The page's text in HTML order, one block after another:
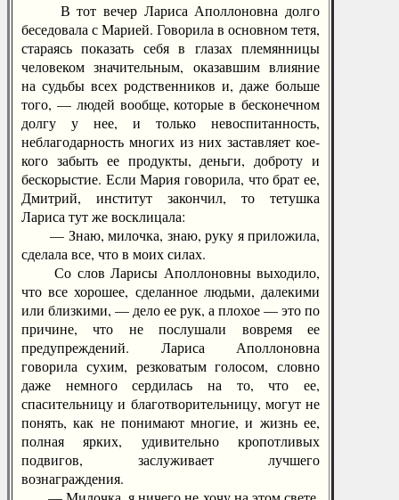
В тот вечер Лариса Аполлоновна долго
беседовала с Марией. Говорила в основном тетя,
стараясь показать себя в глазах племянницы
человеком значительным, оказавшим влияние
на судьбы всех родственников и, даже больше
того, — людей вообще, которые в бесконечном
долгу у нее, и только невоспитанность,
неблагодарность многих из них заставляет кое-
кого забыть ее продукты, деньги, доброту и
бескорыстие. Если Мария говорила, что брат ее,
Дмитрий, институт закончил, то тетушка
Лариса тут же восклицала:
— Знаю, милочка, знаю, руку я приложила,
сделала все, что в моих силах.
Со слов Ларисы Аполлоновны выходило,
что все хорошее, сделанное людьми, далекими
или близкими, — дело ее рук, а плохое — это по
причине, что не послушали вовремя ее
предупреждений. Лариса Аполлоновна
говорила сухим, резковатым голосом, словно
даже немного сердилась на то, что ее,
спасительницу и благотворительницу, могут не
понять, как не понимают многие, и жизнь ее,
полная ярких, удивительно кропотливых
подвигов, заслуживает лучшего
вознаграждения.